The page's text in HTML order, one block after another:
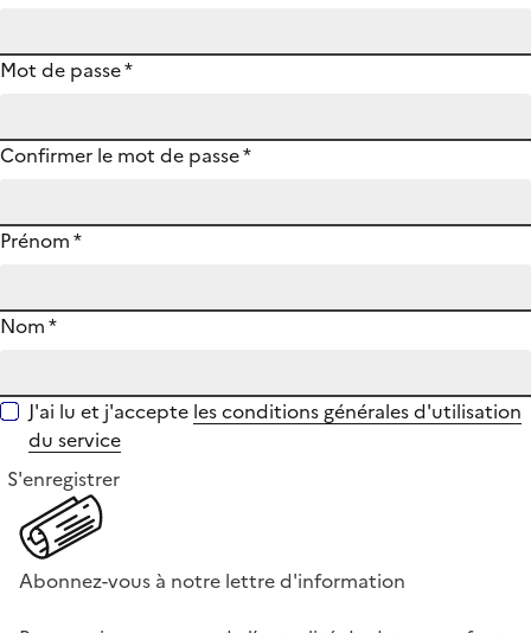
Mot de passe*
Confirmer le mot de passe*
Prénom*
Nom*
J'ai lu et j'accepte les conditions générales d'utilisation
du service
S'enregistrer
Abonnez-vous à notre lettre d'information